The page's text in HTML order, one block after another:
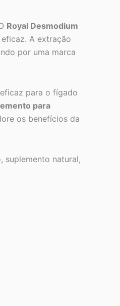
Royal Desmodium
A extração
por uma marca
para o fígado
para
os benefícios da
suplemento natural,